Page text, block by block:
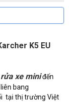
K5 EU
xe miniđến
bang
tại thị trường Việt